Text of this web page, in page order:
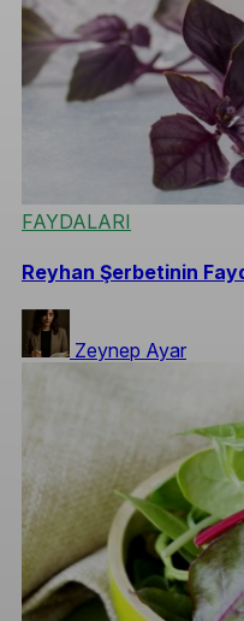
FAYDALARI
Reyhan Şerbetinin
Zeynep Ayar